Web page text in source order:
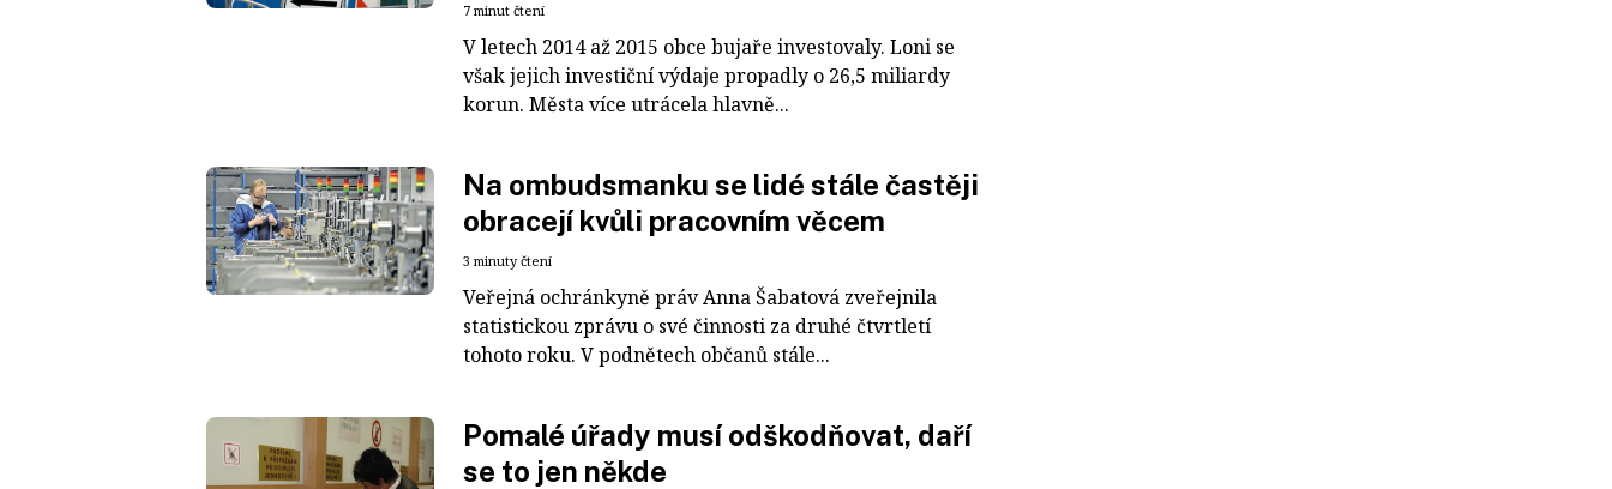
7 minut čtení
V letech 2014 až 2015 obce bujaře investovaly. Loni se
však jejich investiční výdaje propadly o 26,5 miliardy
korun. Města více utrácela hlavně...
Na ombudsmanku se lidé stále častěji
obracejí kvůli pracovním věcem
3 minuty čtení
Veřejná ochránkyně práv Anna Šabatová zveřejnila
statistickou zprávu o své činnosti za druhé čtvrtletí
tohoto roku. V podnětech občanů stále...
Pomalé úřady musí odškodňovat, daří
se to jen někde